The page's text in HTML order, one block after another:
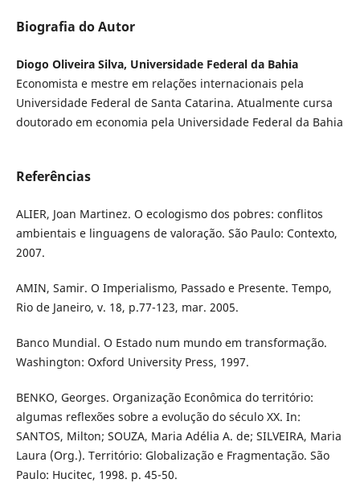
Biografia do Autor
Diogo Oliveira Silva, Universidade Federal da Bahia
Economista e mestre em relações internacionais pela
Universidade Federal de Santa Catarina. Atualmente cursa
doutorado em economia pela Universidade Federal da Bahia
Referências
ALIER, Joan Martinez. O ecologismo dos pobres: conflitos
ambientais e linguagens de valoração. São Paulo: Contexto,
2007.
AMIN, Samir. O Imperialismo, Passado e Presente. Tempo,
Rio de Janeiro, v. 18, p.77-123, mar. 2005.
Banco Mundial. O Estado num mundo em transformação.
Washington: Oxford University Press, 1997.
BENKO, Georges. Organização Econômica do território:
algumas reflexões sobre a evolução do século XX. In:
SANTOS, Milton; SOUZA, Maria Adélia A. de; SILVEIRA, Maria
Laura (Org.). Território: Globalização e Fragmentação. São
Paulo: Hucitec, 1998. p. 45-50.